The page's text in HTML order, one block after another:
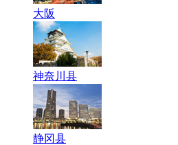
大阪
神奈川县
静冈县